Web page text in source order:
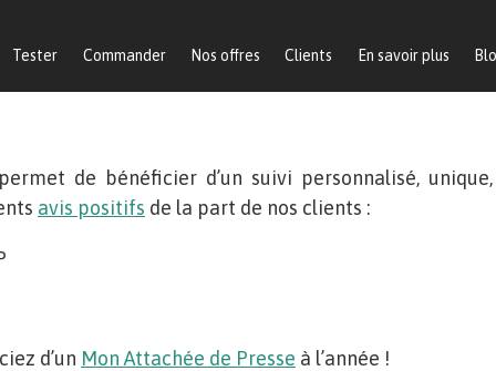
Tester Commander Nos offres Clients En savoir plus
de bénéficier d’un suivi personnalisé,
avis positifs de la part de nos clients :
d’un Mon Attachée de Presse à l’année !